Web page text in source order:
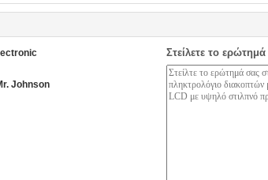
Johnson
Στείλετε το